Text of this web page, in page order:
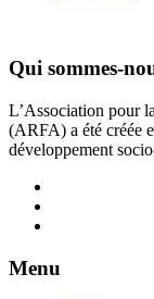
Qui sommes-
L’Association pour
(ARFA) a été créée
développement
Menu